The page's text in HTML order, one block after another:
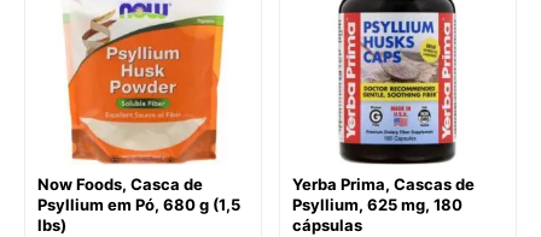
R$343,59.R$294,95.
Now Foods, Casca de
Psyllium em Pó, 680 g (1,5
lbs)
Yerba Prima, Cascas de
Psyllium, 625 mg, 180
cápsulas